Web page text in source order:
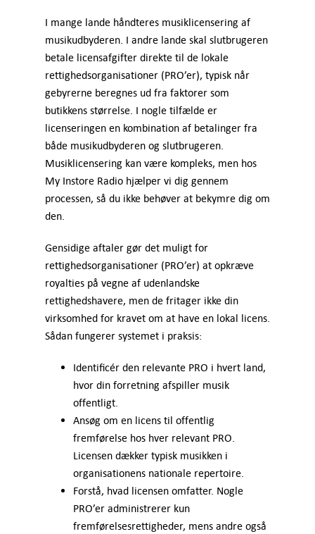
I mange lande håndteres musiklicensering af
musikudbyderen. I andre lande skal slutbrugeren
betale licensafgifter direkte til de lokale
rettighedsorganisationer (PRO’er), typisk når
gebyrerne beregnes ud fra faktorer som
butikkens størrelse. I nogle tilfælde er
licenseringen en kombination af betalinger fra
både musikudbyderen og slutbrugeren.
Musiklicensering kan være kompleks, men hos
My Instore Radio hjælper vi dig gennem
processen, så du ikke behøver at bekymre dig om
den.
Gensidige aftaler gør det muligt for
rettighedsorganisationer (PRO’er) at opkræve
royalties på vegne af udenlandske
rettighedshavere, men de fritager ikke din
virksomhed for kravet om at have en lokal licens.
Sådan fungerer systemet i praksis:
Identificér den relevante PRO i hvert land,
hvor din forretning afspiller musik
offentligt.
Ansøg om en licens til offentlig
fremførelse hos hver relevant PRO.
Licensen dækker typisk musikken i
organisationens nationale repertoire.
Forstå, hvad licensen omfatter. Nogle
PRO’er administrerer kun
fremførelsesrettigheder, mens andre også